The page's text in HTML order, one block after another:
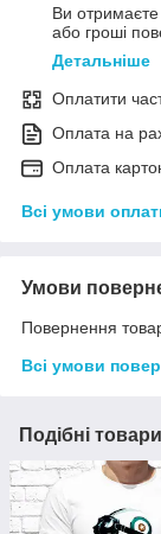
Ви
або гроші
Детальніше
Оплатити
Оплата на
Оплата
Всі умови
Умови
Повернення
Всі умови
Подібні